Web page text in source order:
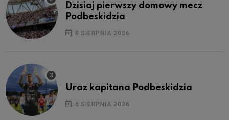
Dzisiaj pierwszy domowy mecz
Podbeskidzia
8 SIERPNIA 2026
Uraz kapitana Podbeskidzia
6 SIERPNIA 2026